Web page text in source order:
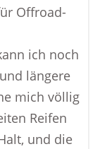
Offroad-
ich noch
längere
mich völlig
Reifen
und die